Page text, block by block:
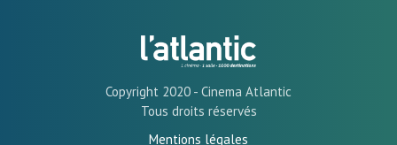
Copyright 2020 - Cinema Atlantic
Tous droits réservés
Mentions légales